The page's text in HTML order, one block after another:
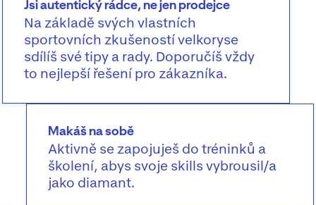
Jsi autentický rádce, ne jen prodejce
Na základě svých vlastních
sportovních zkušeností velkoryse
sdílíš své tipy a rady. Doporučíš vždy
to nejlepší řešení pro zákazníka.
Makáš na sobě
Aktivně se zapojuješ do tréninků a
školení, abys svoje skills vybrousil/a
jako diamant.